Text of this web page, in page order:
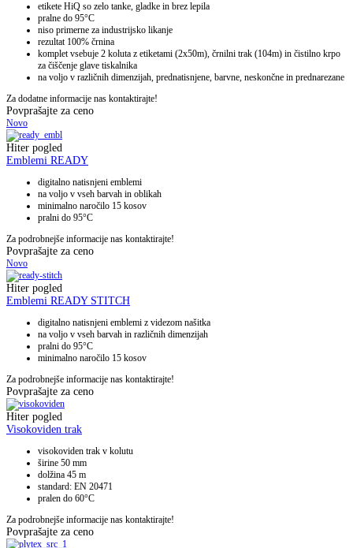
etikete HiQ so zelo tanke, gladke in brez lepila
pralne do 95°C
niso primerne za industrijsko likanje
rezultat 100% črnina
komplet vsebuje 2 koluta z etiketami (2x50m), črnilni trak (104m) in čistilno krpo
za čiščenje glave tiskalnika
na voljo v različnih dimenzijah, prednatisnjene, barvne, neskončne in prednarezane
Za dodatne informacije nas kontaktirajte!
Povprašajte za ceno
Novo
Hiter pogled
Emblemi READY
digitalno natisnjeni emblemi
na voljo v vseh barvah in oblikah
minimalno naročilo 15 kosov
pralni do 95°C
Za podrobnejše informacije nas kontaktirajte!
Povprašajte za ceno
Novo
Hiter pogled
Emblemi READY STITCH
digitalno natisnjeni emblemi z videzom našitka
na voljo v vseh barvah in različnih dimenzijah
pralni do 95°C
minimalno naročilo 15 kosov
Za podrobnejše informacije nas kontaktirajte!
Povprašajte za ceno
Hiter pogled
Visokoviden trak
visokoviden trak v kolutu
širine 50 mm
dolžina 45 m
standard: EN 20471
pralen do 60°C
Za podrobnejše informacije nas kontaktirajte!
Povprašajte za ceno